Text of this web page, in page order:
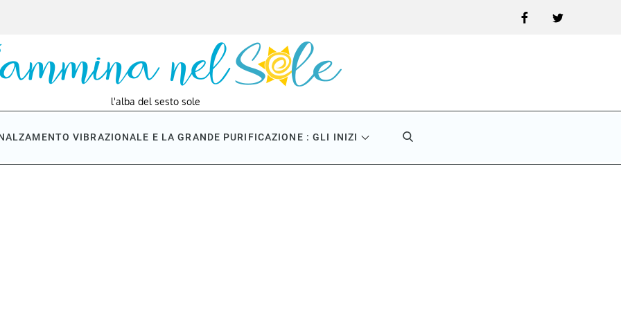
FacebookTwitter
l'alba del sesto sole
VIBRAZIONALE E LA GRANDE PURIFICAZIONE : GLI INIZI